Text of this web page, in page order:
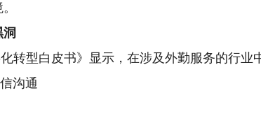
转型白皮书》显示，在涉及外勤服务的行业
沟通